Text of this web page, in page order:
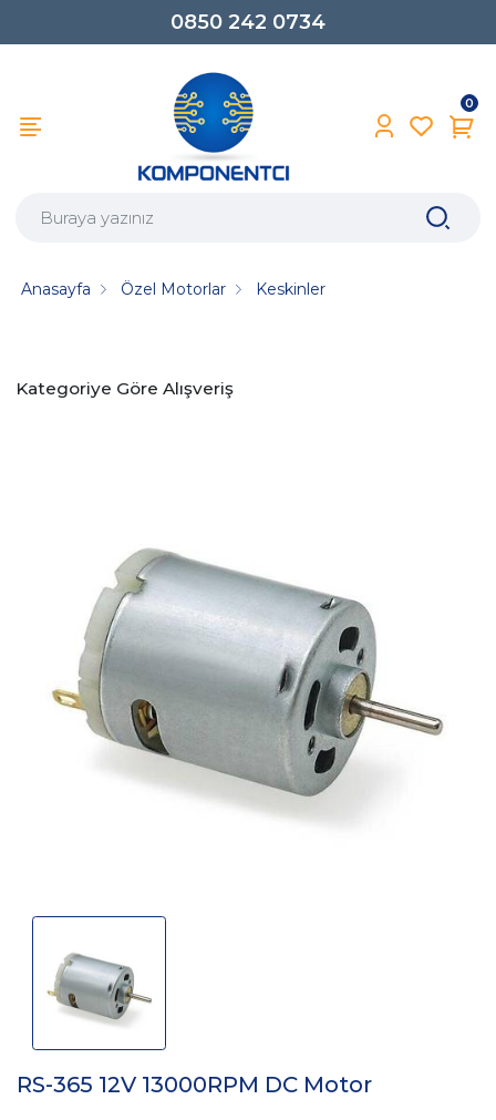
0850 242 0734
0
Anasayfa Özel Motorlar Keskinler
Kategoriye Göre Alışveriş
RS-365 12V 13000RPM DC Motor